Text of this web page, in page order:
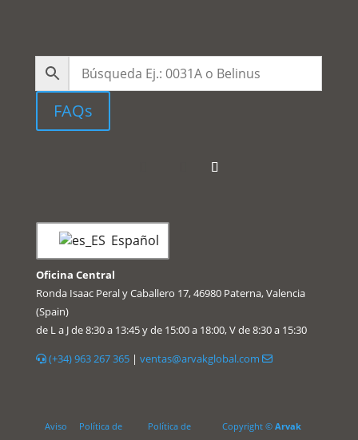
FAQs
Español
Oficina Central
Ronda Isaac Peral y Caballero 17, 46980 Paterna, Valencia
(Spain)
de L a J de 8:30 a 13:45 y de 15:00 a 18:00, V de 8:30 a 15:30
(+34) 963 267 365| ventas@arvakglobal.com
Aviso Política de Política de Copyright © Arvak